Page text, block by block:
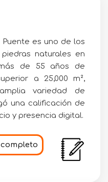
Puente es uno de los
naturales en
de 55 años de
a 25,000 m²,
variedad de
una calificación de
y presencia digital.